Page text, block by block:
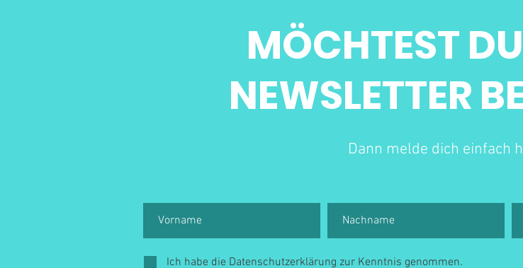
MÖCHTEST
NEWSLETTER
Dann melde dich einfach
Ich habe die Datenschutzerklärung zur Kenntnis genommen.